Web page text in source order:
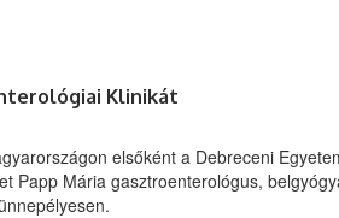
Klinikát
elsőként a Debreceni
Papp Mária gasztroenterológus,